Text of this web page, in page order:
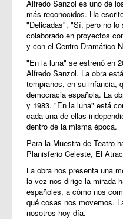
Alfredo Sanzol es uno de
más reconocidos. Ha
"Delicadas", "Sí, pero no
colaborado en proyectos
y con el Centro Dramático
"En la luna" se estrenó en
Alfredo Sanzol. La obra
tempranos, en su infancia,
democracia española. La
y 1983. "En la luna" está
cada una de ellas
dentro de la misma época.
Para la Muestra de Teatro
Planisferio Celeste, El
La obra nos presenta una
la vez nos dirige la mirada
españoles, a cómo nos
qué cosas nos movemos.
nosotros hoy día.